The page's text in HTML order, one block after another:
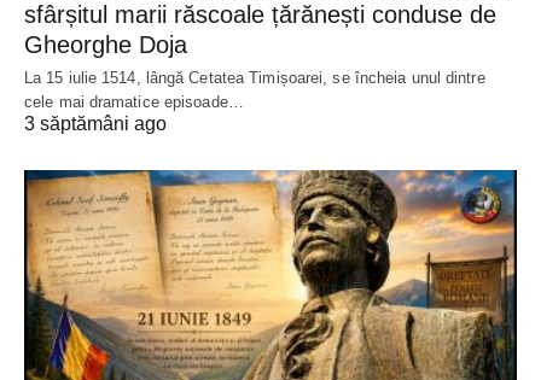
sfârșitul marii răscoale țărănești conduse de
Gheorghe Doja
La 15 iulie 1514, lângă Cetatea Timișoarei, se încheia unul dintre
cele mai dramatice episoade…
3 săptămâni ago